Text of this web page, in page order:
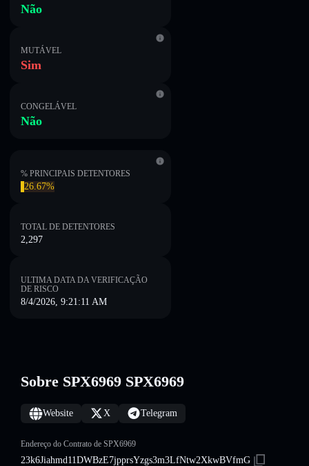
Não
MUTÁVEL
Sim
CONGELÁVEL
Não
% PRINCIPAIS DETENTORES
26.67%
TOTAL DE DETENTORES
2,297
ULTIMA DATA DA VERIFICAÇÃO
DE RISCO
8/4/2026, 9:21:11 AM
Sobre SPX6969 SPX6969
Website X Telegram
Endereço do Contrato de SPX6969
23k6Jiahmd11DWBzE7jpprsYzgs3m3LfNtw2XkwBVfmG